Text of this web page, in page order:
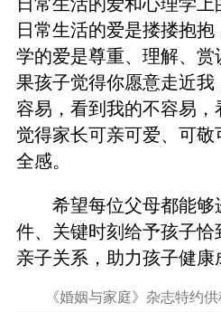
日常生活的爱是搂搂抱
学的爱是尊重、理解、赏
果孩子觉得你愿意走近
容易，看到我的不容易
觉得家长可亲可爱、可
全感。
希望每位父母都能
件、关键时刻给予孩子
亲子关系，助力孩子健康
《婚姻与家庭》杂志特约